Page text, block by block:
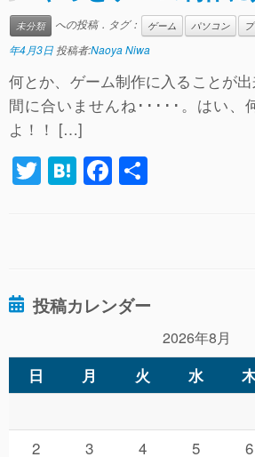
a b
o
o
k
未分類 への投稿．タグ： ゲーム パソコン
年4月3日 投稿者:Naoya Niwa
何とか、ゲーム制作に入ることが出
間に合いませんね･････。はい、
よ！！ […]
T
wi
H
at
F
a
o
k
投稿カレンダー
2026年8月
日 月 火 水
2
3 4 5 6